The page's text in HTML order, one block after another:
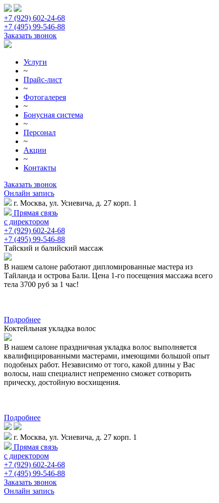
+7 (929) 602-24-68
+7 (495) 99-546-88
Заказать звонок
Услуги
~
Прайс-лист
~
Фотогалерея
~
Бонусная система
~
Персонал
~
Акции
~
Контакты
Заказать звонок
Онлайн запись
г. Москва, ул. Усиевича, д. 27 корп. 1
Прямая связь
с директором
+7 (929) 602-24-68
+7 (495) 99-546-88
Тайский и балийский массаж
В нашем салоне работают дипломированные мастера из
Тайланда и острова Бали. Цена 1-го посещения массажа всего
тела 3700 руб за 1 час!
Подробнее
Коктейльная укладка волос
В нашем салоне праздничная укладка волос выполняется
квалифицированными мастерами, имеющими большой опыт
подобных работ. Независимо от того, какой длины у Вас
волосы, наш специалист непременно сможет сотворить
прическу, достойную восхищения.
Подробнее
г. Москва, ул. Усиевича, д. 27 корп. 1
Прямая связь
с директором
+7 (929) 602-24-68
+7 (495) 99-546-88
Заказать звонок
Онлайн запись